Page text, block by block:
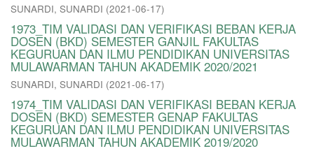
SUNARDI, SUNARDI (2021-06-17)
1973_TIM VALIDASI DAN VERIFIKASI BEBAN KERJA
DOSEN (BKD) SEMESTER GANJIL FAKULTAS
KEGURUAN DAN ILMU PENDIDIKAN UNIVERSITAS
MULAWARMAN TAHUN AKADEMIK 2020/2021
SUNARDI, SUNARDI (2021-06-17)
1974_TIM VALIDASI DAN VERIFIKASI BEBAN KERJA
DOSEN (BKD) SEMESTER GENAP FAKULTAS
KEGURUAN DAN ILMU PENDIDIKAN UNIVERSITAS
MULAWARMAN TAHUN AKADEMIK 2019/2020